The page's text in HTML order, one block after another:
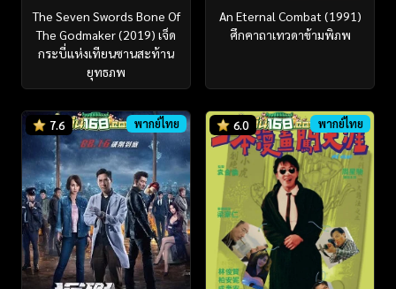
The Seven Swords Bone Of
The Godmaker (2019) เจ็ด
กระบี่แห่งเทียนซานสะท้าน
ยุทธภพ
An Eternal Combat (1991)
ศึกคาถาเทวดาข้ามพิภพ
7.6 พากย์ไทย 6.0 พากย์ไทย